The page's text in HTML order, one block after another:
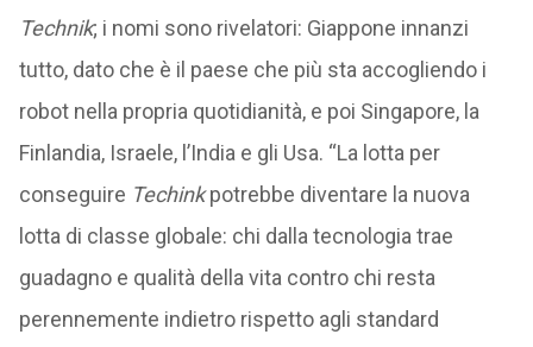
Technik; i nomi sono rivelatori: Giappone innanzi
tutto, dato che è il paese che più sta accogliendo i
robot nella propria quotidianità, e poi Singapore, la
Finlandia, Israele, l’India e gli Usa. “La lotta per
conseguire Techinkpotrebbe diventare la nuova
lotta di classe globale: chi dalla tecnologia trae
guadagno e qualità della vita contro chi resta
perennemente indietro rispetto agli standard